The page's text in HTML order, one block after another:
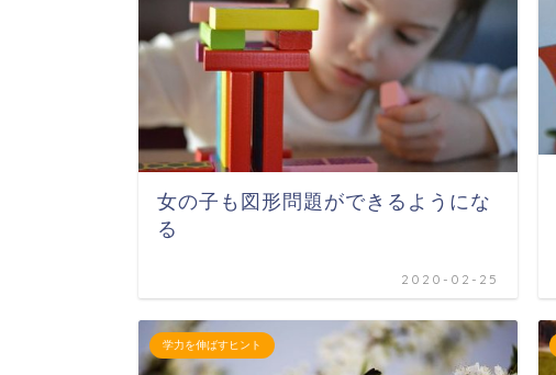
女の子も図形問題ができるようにな
る
2020-02-25
学力を伸ばすヒント